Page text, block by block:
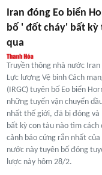
Iran đóng Eo biển
bố ' đốt cháy' bất kỳ
qua
Truyền thông nhà nước
Lực lượng Vệ binh Cách
(IRGC) tuyên bố Eo biển
những tuyến vận chuyển
nhất thế giới, đã bị đóng và
bất kỳ con tàu nào tìm cách
cảnh báo cứng rắn nhất
nước này tuyên bố đóng
lược này hôm 28/2.